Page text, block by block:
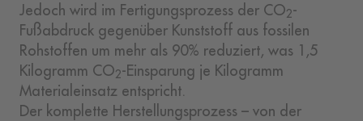
Jedoch wird im Fertigungsprozess der CO2-
Fußabdruck gegenüber Kunststoff aus fossilen
Rohstoffen um mehr als 90% reduziert, was 1,5
Kilogramm CO2-Einsparung je Kilogramm
Materialeinsatz entspricht.
Der komplette Herstellungsprozess – von der